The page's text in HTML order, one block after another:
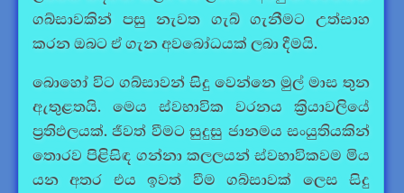
ගබ්සාවකින් පසු නැවත ගැබ් ගැනීමට උත්සාහ
කරන ඔබට ඒ ගැන අවබෝධයක් ලබා දීමයි.
බොහෝ විට ගබ්සාවන් සිදු වෙන්නෙ මුල් මාස තුන
ඇතුළතයි. මෙය ස්වභාවික වරනය ක්‍රියාවලියේ
ප්‍රතිඵලයක්. ජීවත් වීමට සුදුසු ජානමය සංයුතියකින්
තොරව පිළිසිඳ ගන්නා කලලයන් ස්වභාවිකවම මිය
යන අතර එය ඉවත් වීම ගබ්සාවක් ලෙස සිදු